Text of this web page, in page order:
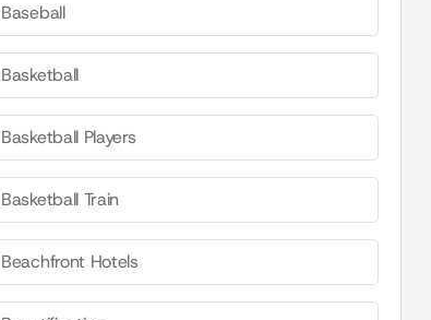
Baseball
Basketball
Basketball Players
Basketball Train
Beachfront Hotels